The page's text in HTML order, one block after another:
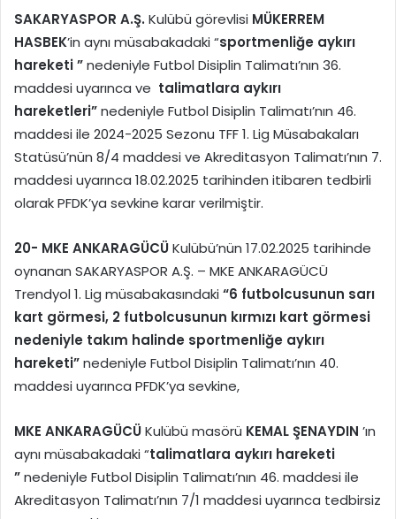
SAKARYASPOR A.Ş. Kulübü görevlisi MÜKERREM
HASBEK’in aynı müsabakadaki “sportmenliğe aykırı
hareketi ”nedeniyle Futbol Disiplin Talimatı’nın 36.
maddesi uyarınca ve talimatlara aykırı
hareketleri”nedeniyle Futbol Disiplin Talimatı’nın 46.
maddesi ile 2024-2025 Sezonu TFF 1. Lig Müsabakaları
Statüsü’nün 8/4 maddesi ve Akreditasyon Talimatı’nın 7.
maddesi uyarınca 18.02.2025 tarihinden itibaren tedbirli
olarak PFDK’ya sevkine karar verilmiştir.
20- MKE ANKARAGÜCÜKulübü’nün 17.02.2025 tarihinde
oynanan SAKARYASPOR A.Ş. – MKE ANKARAGÜCÜ
Trendyol 1. Lig müsabakasındaki“6 futbolcusunun sarı
kart görmesi, 2 futbolcusunun kırmızı kart görmesi
nedeniyle takım halinde sportmenliğe aykırı
hareketi”nedeniyle Futbol Disiplin Talimatı’nın 40.
maddesi uyarınca PFDK’ya sevkine,
MKE ANKARAGÜCÜKulübü masörü KEMAL ŞENAYDIN ’ın
aynı müsabakadaki “talimatlara aykırı hareketi
”nedeniyle Futbol Disiplin Talimatı’nın 46. maddesi ile
Akreditasyon Talimatı’nın 7/1 maddesi uyarınca tedbirsiz